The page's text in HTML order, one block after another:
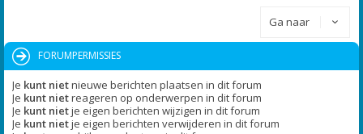
Ga naar
FORUMPERMISSIES
Je kunt nietnieuwe berichten plaatsen in dit forum
Je kunt nietreageren op onderwerpen in dit forum
Je kunt nietje eigen berichten wijzigen in dit forum
Je kunt nietje eigen berichten verwijderen in dit forum